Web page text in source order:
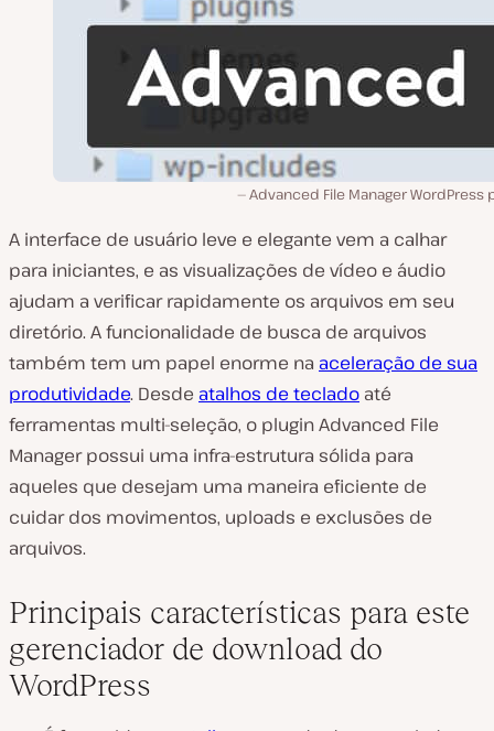
Advanced File Manager WordPress
A interface de usuário leve e elegante vem a calhar
para iniciantes, e as visualizações de vídeo e áudio
ajudam a verificar rapidamente os arquivos em seu
diretório. A funcionalidade de busca de arquivos
também tem um papel enorme na aceleração de sua
produtividade. Desde atalhos de teclado até
ferramentas multi-seleção, o plugin Advanced File
Manager possui uma infra-estrutura sólida para
aqueles que desejam uma maneira eficiente de
cuidar dos movimentos, uploads e exclusões de
arquivos.
Principais características para este
gerenciador de download do
WordPress